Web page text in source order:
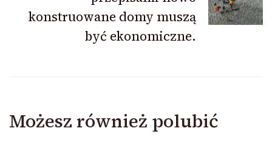
konstruowane domy muszą
być ekonomiczne.
Możesz również polubić